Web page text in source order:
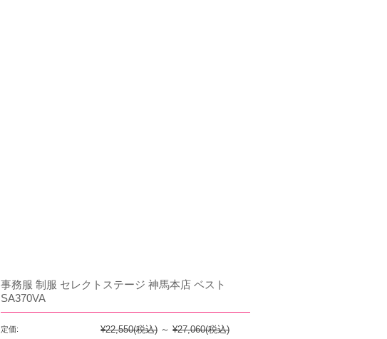
事務服 制服 セレクトステージ 神馬本店 ベスト
SA370VA
定価: ¥22,550(税込) ～ ¥27,060(税込)